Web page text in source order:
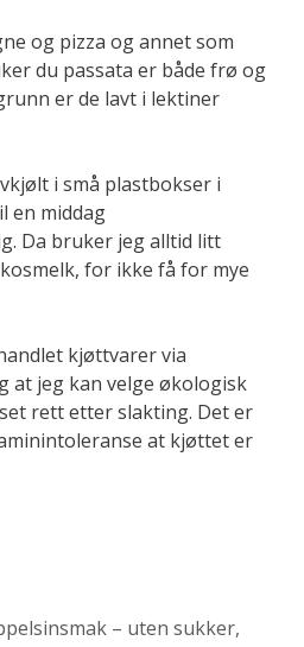
og pizza og annet som
du passata er både frø og
er de lavt i lektiner
i små plastbokser i
en middag
Da bruker jeg alltid litt
for ikke få for mye
kjøttvarer via
at jeg kan velge økologisk
rett etter slakting. Det er
at kjøttet er
– uten sukker,